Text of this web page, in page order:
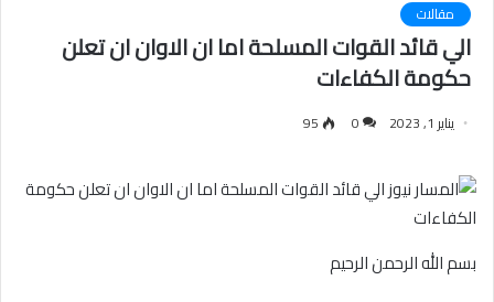
مقالات
الي قائد القوات المسلحة اما ان الاوان ان تعلن
حكومة الكفاءات
يناير 1, 2023 0
95
بسم الله الرحمن الرحيم